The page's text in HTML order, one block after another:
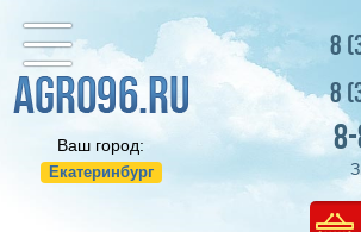
Ваш город:
Екатеринбург
8
8